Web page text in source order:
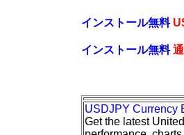
インストール無料
インストール無料
USDJPY Currency
Get the latest